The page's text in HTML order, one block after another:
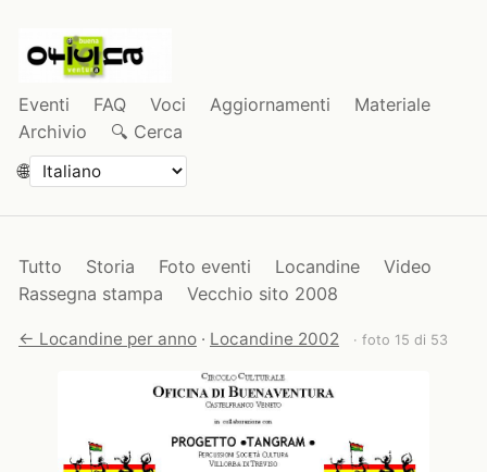
Eventi FAQ Voci Aggiornamenti
Materiale
Archivio
🔍 Cerca
🌐
Tutto Storia Foto eventi Locandine
Video
Rassegna stampa
Vecchio sito 2008
← Locandine per anno · Locandine 2002 · foto 15 di 53